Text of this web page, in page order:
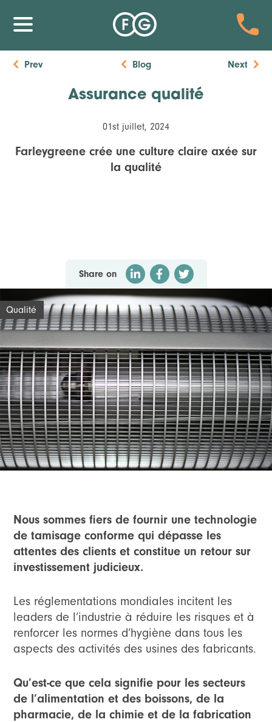
Prev Blog Next
Assurance qualité
01st juillet, 2024
Farleygreene crée une culture claire axée sur
la qualité
Share on
Qualité
Nous sommes fiers de fournir une technologie
de tamisage conforme qui dépasse les
attentes des clients et constitue un retour sur
investissement judicieux.
Les réglementations mondiales incitent les
leaders de l’industrie à réduire les risques et à
renforcer les normes d’hygiène dans tous les
aspects des activités des usines des fabricants.
Qu’est-ce que cela signifie pour les secteurs
de l’alimentation et des boissons, de la
pharmacie, de la chimie et de la fabrication